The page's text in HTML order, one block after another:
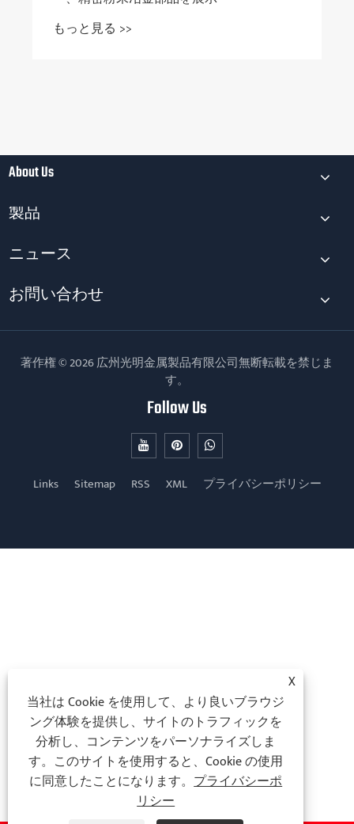
もっと見る >>
About Us
製品
ニュース
お問い合わせ
著作権 © 2026 広州光明金属製品有限公司無断転載を禁じま
す。
Follow Us
Links Sitemap RSS XML プライバシーポリシー
X
当社は Cookie を使用して、より良いブラウジ
ング体験を提供し、サイトのトラフィックを
分析し、コンテンツをパーソナライズしま
す。このサイトを使用すると、Cookie の使用
に同意したことになります。プライバシーポ
リシー